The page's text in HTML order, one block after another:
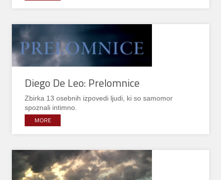
Diego De Leo: Prelomnice
Zbirka 13 osebnih izpovedi ljudi, ki so samomor
spoznali intimno.
MORE